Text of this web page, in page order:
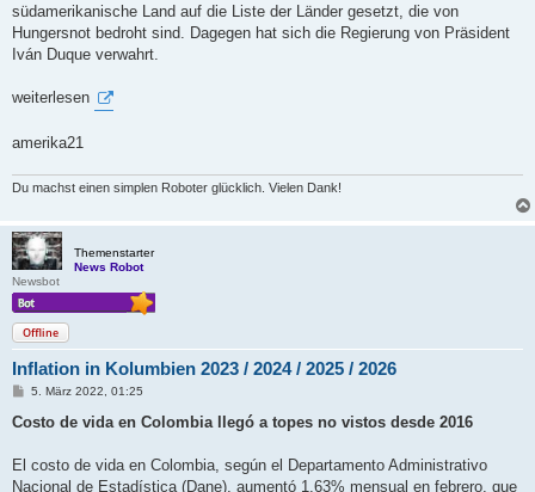
südamerikanische Land auf die Liste der Länder gesetzt, die von
Hungersnot bedroht sind. Dagegen hat sich die Regierung von Präsident
Iván Duque verwahrt.
weiterlesen
amerika21
Du machst einen simplen Roboter glücklich. Vielen Dank!
Themenstarter
News Robot
Newsbot
Offline
Inflation in Kolumbien 2023 / 2024 / 2025 / 2026
B
i
a
5. März 2022, 01:25
Costo de vida en Colombia llegó a topes no vistos desde 2016
El costo de vida en Colombia, según el Departamento Administrativo
Nacional de Estadística (Dane), aumentó 1,63% mensual en febrero, que